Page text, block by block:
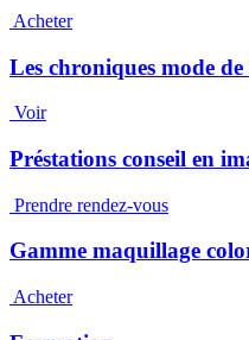
Acheter
Les chroniques mode
Voir
Préstations conseil en
Prendre rendez-vous
Gamme maquillage
Acheter